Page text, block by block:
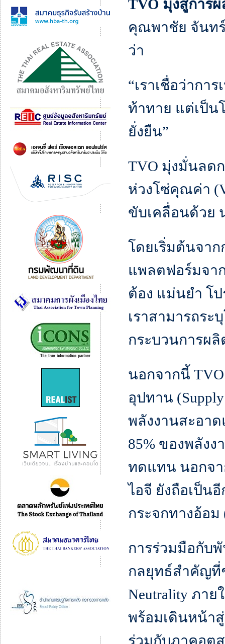
TVO มุ่งสู่การ
คุณพาชัย จันทร์
ว่า
“เราเชื่อว่าก
ท้าทาย แต่เป็น
ยั่งยืน”
TVO มุ่งมั่นลด
ห่วงโซ่คุณค่า
ขับเคลื่อนด้วย
โดยเริ่มต้นจา
แพลตฟอร์มจา
ต้อง แม่นยำ โ
เราสามารถร
กระบวนการผ
นอกจากนี้
อุปทาน (Supply
พลังงานสะอา
85% ของพลัง
ทดแทน นอกจา
ไอจี ยังถือเป็น
กระจกทางอ้อม
การร่วมมือกับ
กลยุทธ์สำคัญที่
Neutrality ภาย
พร้อมเดินหน้า
ร่วมกับภาคอุต